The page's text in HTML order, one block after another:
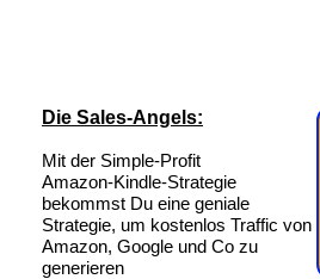
Die Sales-Angels:
Mit der Simple-Profit
Amazon-Kindle-Strategie
bekommst Du eine geniale
Strategie, um kostenlos Traffic von
Amazon, Google und Co zu
generieren